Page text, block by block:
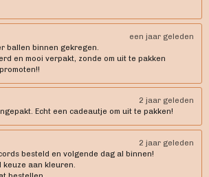
een jaar geleden
ballen binnen gekregen.
en mooi verpakt, zonde om uit te pakken
2 jaar geleden
Echt een cadeautje om uit te pakken!
2 jaar geleden
besteld en volgende dag al binnen!
keuze aan kleuren.